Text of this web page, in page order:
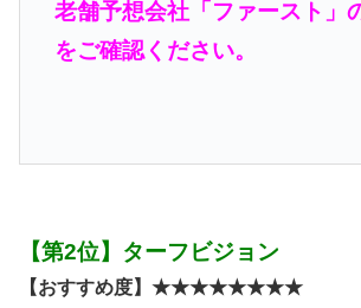
老舗予想会社「ファースト」
をご確認ください。
【第2位】ターフビジョン
【おすすめ度】★★★★★★★★